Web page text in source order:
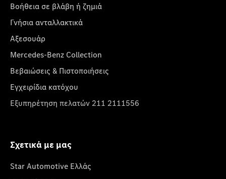
Βοήθεια σε βλάβη ή ζημιά
Γνήσια ανταλλακτικά
Αξεσουάρ
Mercedes-Benz Collection
Βεβαιώσεις & Πιστοποιήσεις
Εγχειρίδια κατόχου
Εξυπηρέτηση πελατών 211 2111556
Σχετικά με μας
Star Automotive Ελλάς